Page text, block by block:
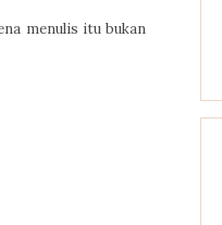
menulis itu bukan